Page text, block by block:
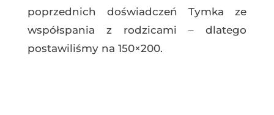
poprzednich doświadczeń Tymka ze
współspania z rodzicami – dlatego
postawiliśmy na 150×200.